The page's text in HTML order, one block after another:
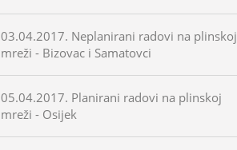
03.04.2017. Neplanirani radovi na plinskoj
mreži - Bizovac i Samatovci
05.04.2017. Planirani radovi na plinskoj
mreži - Osijek